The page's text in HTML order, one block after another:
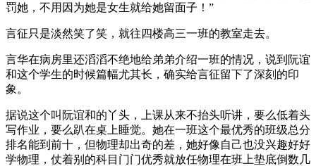
罚她，不用因为她是女生就给她留面子！”
言征只是淡然笑了笑，就往四楼高三一班的教室走去。
言华在病房里还滔滔不绝地给弟弟介绍一班的情况，说到阮谊
和这个学生的时候篇幅尤其长，确实给言征留下了深刻的印
象。
据说这个叫阮谊和的丫头，上课从来不抬头听讲，要么低着头
写作业，要么趴在桌上睡觉。她在一班这个最优秀的班级总分
排名能到前十，但物理却出奇的差，她好像自己也没兴趣好好
学物理，仗着别的科目门门优秀就放任物理在班上垫底倒数几